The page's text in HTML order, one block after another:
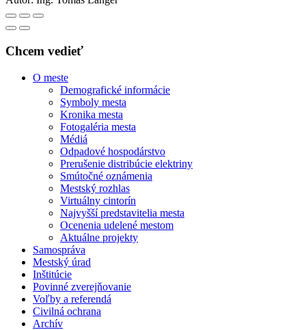
Chcem vedieť
O meste
Demografické informácie
Symboly mesta
Kronika mesta
Fotogaléria mesta
Médiá
Odpadové hospodárstvo
Prerušenie distribúcie elektriny
Smútočné oznámenia
Mestský rozhlas
Virtuálny cintorín
Najvyšší predstavitelia mesta
Ocenenia udelené mestom
Aktuálne projekty
Samospráva
Mestský úrad
Inštitúcie
Povinné zverejňovanie
Voľby a referendá
Civilná ochrana
Archív